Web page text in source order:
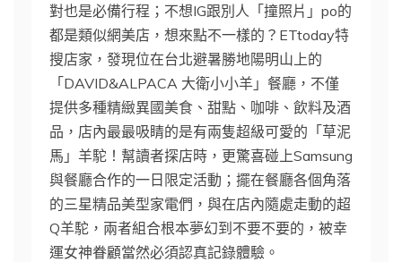
對也是必備行程；不想IG跟別人「撞照片」po的
都是類似網美店，想來點不一樣的？ETtoday特
搜店家，發現位在台北避暑勝地陽明山上的
「DAVID&ALPACA 大衛小小羊」餐廳，不僅
提供多種精緻異國美食、甜點、咖啡、飲料及酒
品，店內最最吸睛的是有兩隻超級可愛的「草泥
馬」羊駝！幫讀者探店時，更驚喜碰上Samsung
與餐廳合作的一日限定活動；擺在餐廳各個角落
的三星精品美型家電們，與在店內隨處走動的超
Q羊駝，兩者組合根本夢幻到不要不要的，被幸
運女神眷顧當然必須認真記錄體驗。